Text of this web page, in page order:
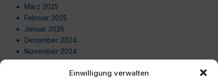
Einwilligung verwalten
März 2025
Februar 2025
Januar 2025
Dezember 2024
November 2024
Oktober 2024
September 2024